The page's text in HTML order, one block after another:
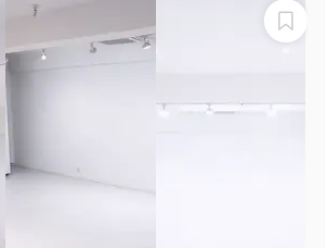
分／自然光◎白を基調とした天井
／展示会・ポップアップ・撮
すめ